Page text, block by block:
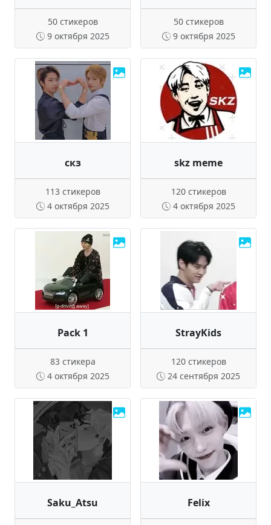
50 стикеров
9 октября 2025
50 стикеров
9 октября 2025
скз
113 стикеров
4 октября 2025
skz meme
120 стикеров
4 октября 2025
Pack 1
83 стикера
4 октября 2025
StrayKids
120 стикеров
24 сентября 2025
Saku_Atsu Felix